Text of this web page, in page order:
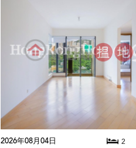
2026年08月04日 2